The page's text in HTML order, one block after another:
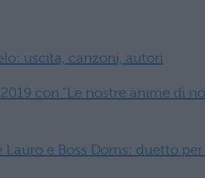
uscita, canzoni, autori
con “Le nostre anime di
e Boss Doms: duetto per